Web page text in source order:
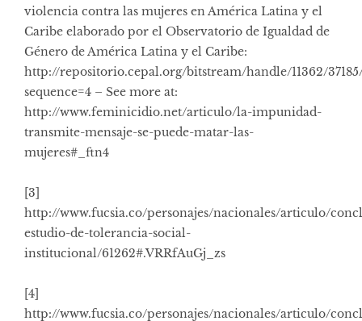
violencia contra las mujeres en América Latina y el
Caribe elaborado por el Observatorio de Igualdad de
Género de América Latina y el Caribe:
http://repositorio.cepal.org/bitstream/handle/11362/
sequence=4 – See more at:
http://www.feminicidio.net/articulo/la-impunidad-
transmite-mensaje-se-puede-matar-las-
mujeres#_ftn4
[3]
http://www.fucsia.co/personajes/nacionales/articulo/
estudio-de-tolerancia-social-
institucional/61262#.VRRfAuGj_zs
[4]
http://www.fucsia.co/personajes/nacionales/articulo/